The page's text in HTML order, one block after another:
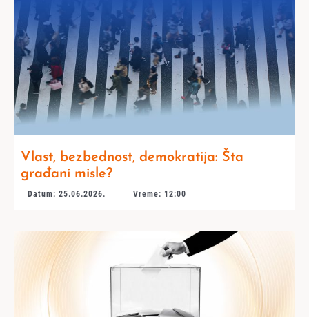
Vlast, bezbednost, demokratija: Šta
građani misle?
Datum: 25.06.2026. Vreme: 12:00